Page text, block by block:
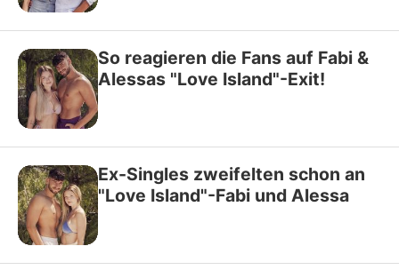
So reagieren die Fans auf Fabi &
Alessas "Love Island"-Exit!
Ex-Singles zweifelten schon an
"Love Island"-Fabi und Alessa